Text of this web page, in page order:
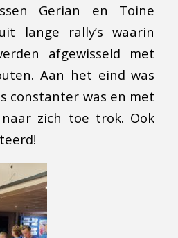
Gerian en Toine
lange rally’s waarin
afgewisseld met
Aan het eind was
constanter was en met
zich toe trok. Ook